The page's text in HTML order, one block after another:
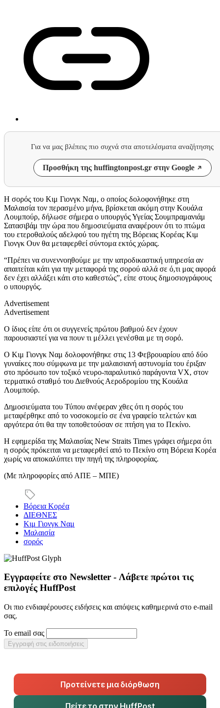
Για να μας βλέπεις πιο συχνά στα αποτελέσματα αναζήτησης
Προσθήκη της huffingtonpost.gr στην Google
Η σορός του Κιμ Γιονγκ Ναμ, ο οποίος δολοφονήθηκε στη
Μαλαισία τον περασμένο μήνα, βρίσκεται ακόμη στην Κουάλα
Λουμπούρ, δήλωσε σήμερα ο υπουργός Υγείας Σουμπραμανιάμ
Σατασιβάμ την ώρα που δημοσιεύματα αναφέρουν ότι το πτώμα
του ετεροθαλούς αδελφού του ηγέτη της Βόρειας Κορέας Κιμ
Γιονγκ Ουν θα μεταφερθεί σύντομα εκτός χώρας.
“Πρέπει να συνεννοηθούμε με την ιατροδικαστική υπηρεσία αν
απαιτείται κάτι για την μεταφορά της σορού αλλά σε ό,τι μας αφορά
δεν έχει αλλάξει κάτι στο καθεστώς”, είπε στους δημοσιογράφους
ο υπουργός.
Advertisement
Advertisement
Ο ίδιος είπε ότι οι συγγενείς πρώτου βαθμού δεν έχουν
παρουσιαστεί για να πουν τι μέλλει γενέσθαι με τη σορό.
Ο Κιμ Γιονγκ Ναμ δολοφονήθηκε στις 13 Φεβρουαρίου από δύο
γυναίκες που σύμφωνα με την μαλαισιανή αστυνομία του έριξαν
στο πρόσωπο τον τοξικό νευρο-παραλυτικό παράγοντα VX, στον
τερματικό σταθμό του Διεθνούς Αεροδρομίου της Κουάλα
Λουμπούρ.
Δημοσιεύματα του Τύπου ανέφεραν χθες ότι η σορός του
μεταφέρθηκε από το νοσοκομείο σε ένα γραφείο τελετών και
αργότερα ότι θα την τοποθετούσαν σε πτήση για το Πεκίνο.
Η εφημερίδα της Μαλαισίας New Straits Times γράφει σήμερα ότι
η σορός πρόκειται να μεταφερθεί από το Πεκίνο στη Βόρεια Κορέα
χωρίς να αποκαλύπτει την πηγή της πληροφορίας.
(Με πληροφορίες από ΑΠΕ – ΜΠΕ)
Βόρεια Κορέα
ΔΙΕΘΝΕΣ
Κιμ Γιονγκ Ναμ
Μαλαισία
σορός
Εγγραφείτε στο Newsletter - Λάβετε πρώτοι τις
επιλογές HuffPost
Οι πιο ενδιαφέρουσες ειδήσεις και απόψεις καθημερινά στο e-mail
σας.
Το email σας
Εγγραφή στις ειδοποιήσεις
Προτείνετε μια διόρθωση